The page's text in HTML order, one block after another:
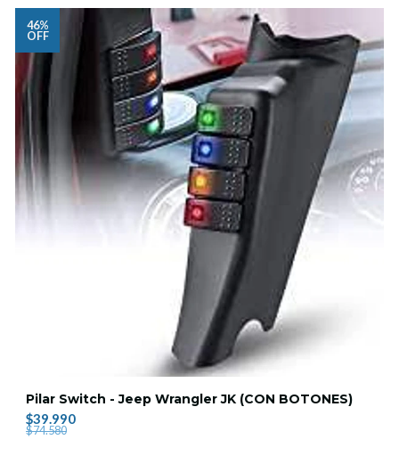
46%
OFF
Pilar Switch - Jeep Wrangler JK (CON BOTONES)
$39.990
$74.580